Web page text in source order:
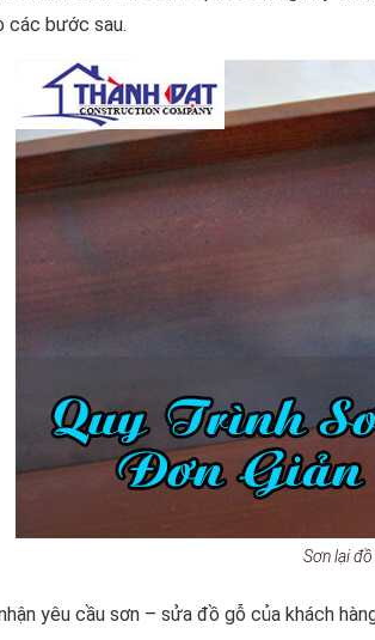
các bước sau.
Sơn lại
yêu cầu sơn – sửa đồ gỗ của khách